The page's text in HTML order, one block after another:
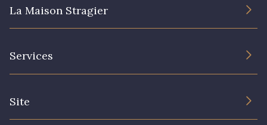
La Maison Stragier
Services
Site